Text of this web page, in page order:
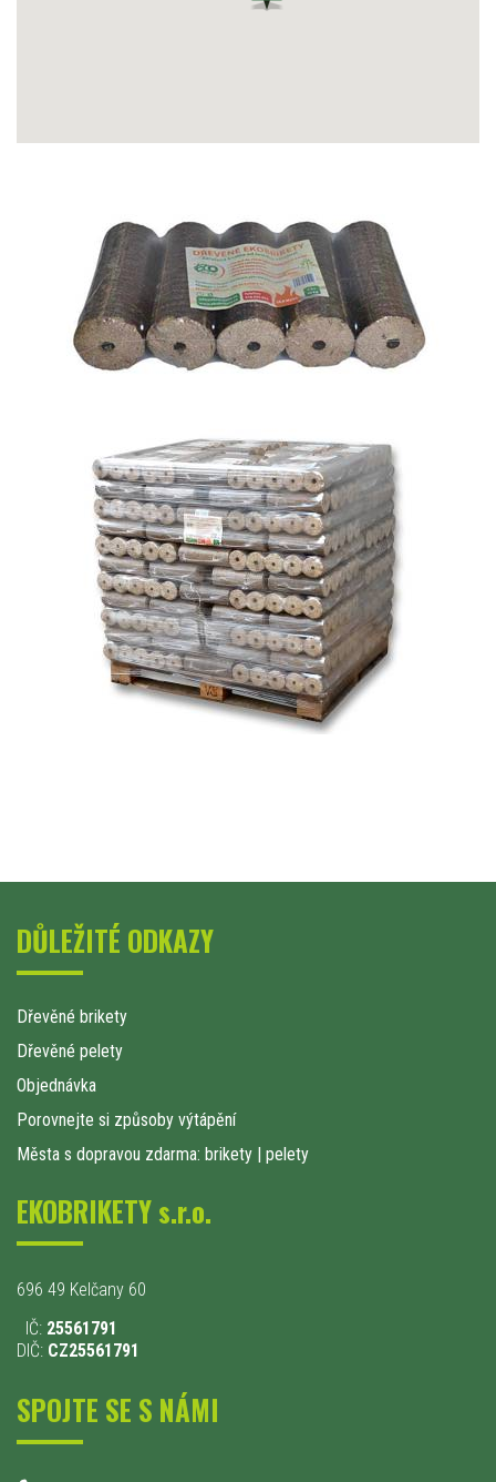
DŮLEŽITÉ ODKAZY
Dřevěné brikety
Dřevěné pelety
Objednávka
Porovnejte si způsoby výtápění
Města s dopravou zdarma: brikety | pelety
EKOBRIKETY s.r.o.
696 49 Kelčany 60
IČ: 25561791
DIČ: CZ25561791
SPOJTE SE S NÁMI